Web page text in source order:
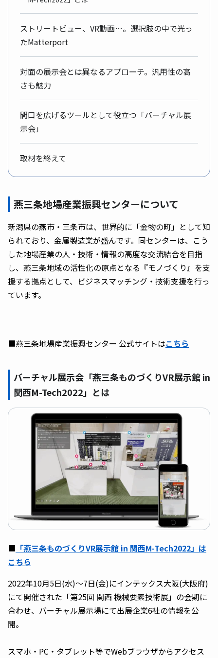
ストリートビュー、VR動画…。選択肢の中で光っ
たMatterport
対面の展示会とは異なるアプローチ。汎用性の高
さも魅力
間口を広げるツールとして役立つ「バーチャル展
示会」
取材を終えて
燕三条地場産業振興センターについて
新潟県の燕市・三条市は、世界的に「金物の町」として知
られており、金属製造業が盛んです。同センターは、こう
した地場産業の人・技術・情報の高度な交流結合を目指
し、燕三条地域の活性化の原点となる『モノづくり』を支
援する拠点として、ビジネスマッチング・技術支援を行っ
ています。
■燕三条地場産業振興センター 公式サイトはこちら
バーチャル展示会「燕三条ものづくりVR展示館 in
関西M-Tech2022」とは
■ 「燕三条ものづくりVR展示館 in 関西M-Tech2022」は
こちら
2022年10月5日(水)〜7日(金)にインテックス大阪(大阪府)
にて開催された「第25回 関西 機械要素技術展」の会期に
合わせ、バーチャル展示場にて出展企業6社の情報を公
開。
スマホ・PC・タブレット等でWebブラウザからアクセス